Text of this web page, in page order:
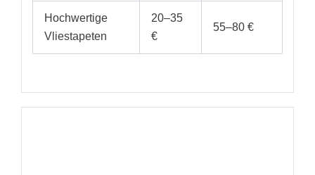
Hochwertige
Vliestapeten
20–35
€
55–80 €